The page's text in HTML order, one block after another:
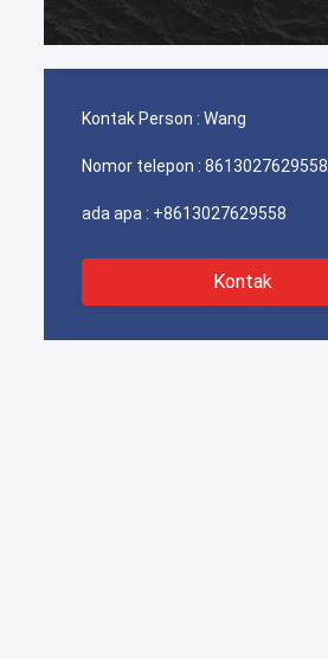
Kontak Person : Wang
Nomor telepon : 8613027629558
ada apa : +8613027629558
Kontak